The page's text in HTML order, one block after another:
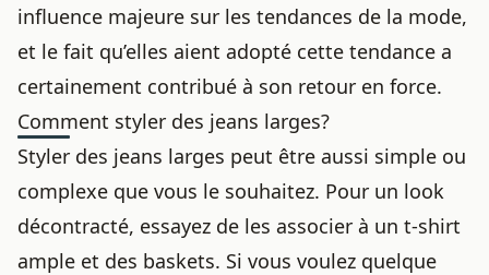
influence majeure sur les tendances de la mode,
et le fait qu’elles aient adopté cette tendance a
certainement contribué à son retour en force.
Comment styler des jeans larges?
Styler des jeans larges peut être aussi simple ou
complexe que vous le souhaitez. Pour un look
décontracté, essayez de les associer à un t-shirt
ample et des baskets. Si vous voulez quelque